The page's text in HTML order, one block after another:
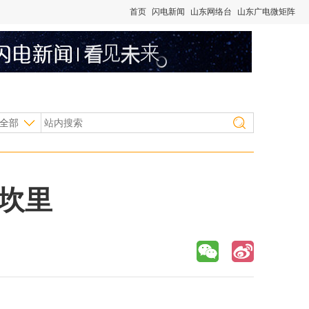
首页 闪电新闻 山东网络台 山东广电微矩阵
部
里